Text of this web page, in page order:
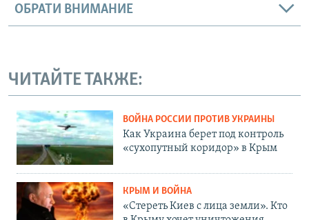
ОБРАТИ ВНИМАНИЕ
ЧИТАЙТЕ ТАКЖЕ:
ВОЙНА РОССИИ ПРОТИВ УКРАИНЫ
Как Украина берет под контроль
«сухопутный коридор» в Крым
КРЫМ И ВОЙНА
«Стереть Киев с лица земли». Кто